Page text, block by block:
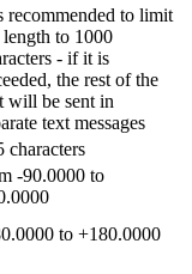
recommended to limit
length to 1000
- if it is
the rest of the
will be sent in
text messages
characters
-90.0000 to
to +180.0000